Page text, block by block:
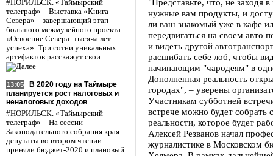
#НОРИЛЬСК. «Таймырский
телеграф» – Выставка «Книга
Севера» – завершающий этап
большого межмузейного проекта
«Освоение Севера: тысяча лет
успеха». Три сотни уникальных
артефактов расскажут свои…
13:05
В 2020 году на Таймыре
планируется рост налоговых и
неналоговых доходов
#НОРИЛЬСК. «Таймырский
телеграф» – На сессии
Законодательного собрания края
депутаты во втором чтении
приняли бюджет-2020 и плановый
"Представьте, что, не заходя
нужные вам продукты, и
ли ваш знакомый уже в кафе
передвигаться на своем авто
и видеть другой
расшибать себе лоб, чтобы
начинающим "чародеям" в
Дополненная реальность
городах", – уверены
Участникам субботней
встрече можно будет собрать
реальности, которое будет
Алексей Резванов начал
журналистике в Московском